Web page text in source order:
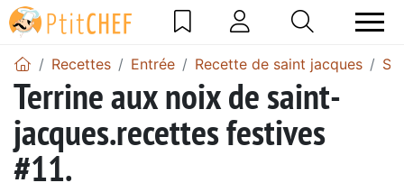
Recettes Entrée Recette de saint jacques
Terrine aux noix de saint-
jacques.recettes festives
#11.